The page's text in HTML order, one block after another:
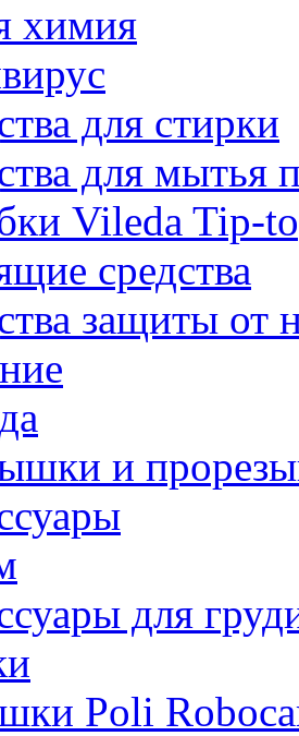
химия
для стирки
для мытья
Vileda Tip-
средства
защиты от
и
для
Poli